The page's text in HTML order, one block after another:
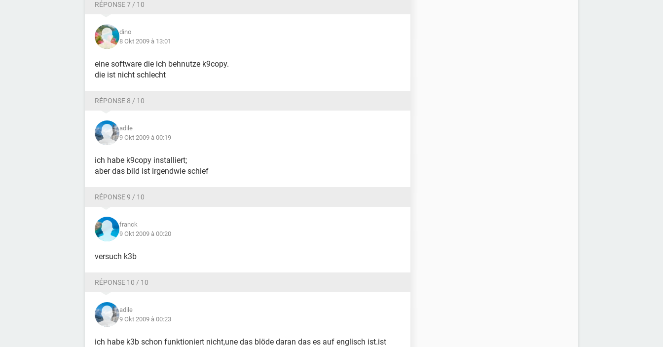
RÉPONSE 7 / 10
dino
8 Okt 2009 à 13:01
eine software die ich behnutze k9copy.
die ist nicht schlecht
RÉPONSE 8 / 10
adile
9 Okt 2009 à 00:19
ich habe k9copy installiert;
aber das bild ist irgendwie schief
RÉPONSE 9 / 10
franck
9 Okt 2009 à 00:20
versuch k3b
RÉPONSE 10 / 10
adile
9 Okt 2009 à 00:23
ich habe k3b schon funktioniert nicht,une das blöde daran das es auf englisch ist.ist